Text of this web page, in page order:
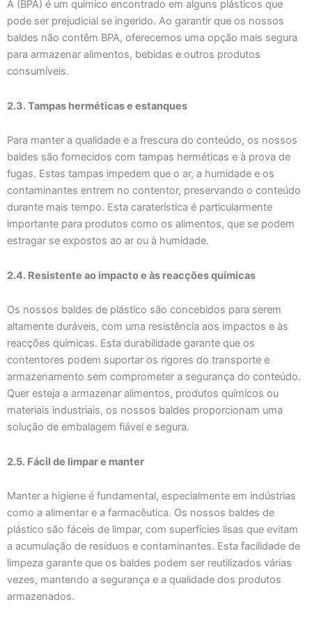
A (BPA) é um químico encontrado em alguns plásticos que
pode ser prejudicial se ingerido. Ao garantir que os nossos
baldes não contêm BPA, oferecemos uma opção mais segura
para armazenar alimentos, bebidas e outros produtos
consumíveis.
2.3. Tampas herméticas e estanques
Para manter a qualidade e a frescura do conteúdo, os nossos
baldes são fornecidos com tampas herméticas e à prova de
fugas. Estas tampas impedem que o ar, a humidade e os
contaminantes entrem no contentor, preservando o conteúdo
durante mais tempo. Esta caraterística é particularmente
importante para produtos como os alimentos, que se podem
estragar se expostos ao ar ou à humidade.
2.4. Resistente ao impacto e às reacções químicas
Os nossos baldes de plástico são concebidos para serem
altamente duráveis, com uma resistência aos impactos e às
reacções químicas. Esta durabilidade garante que os
contentores podem suportar os rigores do transporte e
armazenamento sem comprometer a segurança do conteúdo.
Quer esteja a armazenar alimentos, produtos químicos ou
materiais industriais, os nossos baldes proporcionam uma
solução de embalagem fiável e segura.
2.5. Fácil de limpar e manter
Manter a higiene é fundamental, especialmente em indústrias
como a alimentar e a farmacêutica. Os nossos baldes de
plástico são fáceis de limpar, com superfícies lisas que evitam
a acumulação de resíduos e contaminantes. Esta facilidade de
limpeza garante que os baldes podem ser reutilizados várias
vezes, mantendo a segurança e a qualidade dos produtos
armazenados.